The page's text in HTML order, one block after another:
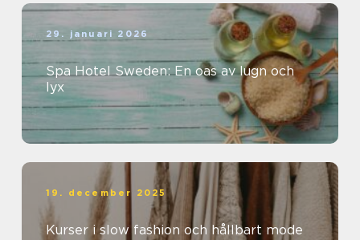
29. januari 2026
Spa Hotel Sweden: En oas av lugn och
lyx
19. december 2025
Kurser i slow fashion och hållbart mode